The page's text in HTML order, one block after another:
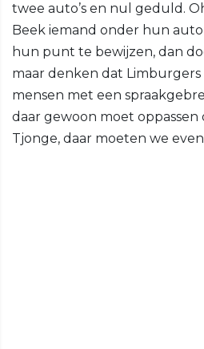
twee auto’s en nul geduld.
Beek iemand onder hun
hun punt te bewijzen, dan
maar denken dat
mensen met een
daar gewoon moet oppassen
Tjonge, daar moeten we